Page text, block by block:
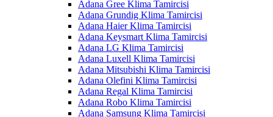
Adana Gree Klima Tamircisi
Adana Grundig Klima Tamircisi
Adana Haier Klima Tamircisi
Adana Keysmart Klima Tamircisi
Adana LG Klima Tamircisi
Adana Luxell Klima Tamircisi
Adana Mitsubishi Klima Tamircisi
Adana Olefini Klima Tamircisi
Adana Regal Klima Tamircisi
Adana Robo Klima Tamircisi
Adana Samsung Klima Tamircisi